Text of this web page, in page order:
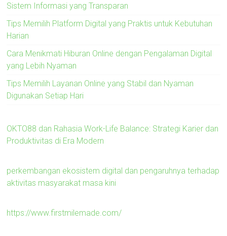
Sistem Informasi yang Transparan
Tips Memilih Platform Digital yang Praktis untuk Kebutuhan
Harian
Cara Menikmati Hiburan Online dengan Pengalaman Digital
yang Lebih Nyaman
Tips Memilih Layanan Online yang Stabil dan Nyaman
Digunakan Setiap Hari
OKTO88 dan Rahasia Work-Life Balance: Strategi Karier dan
Produktivitas di Era Modern
perkembangan ekosistem digital dan pengaruhnya terhadap
aktivitas masyarakat masa kini
https://www.firstmilemade.com/